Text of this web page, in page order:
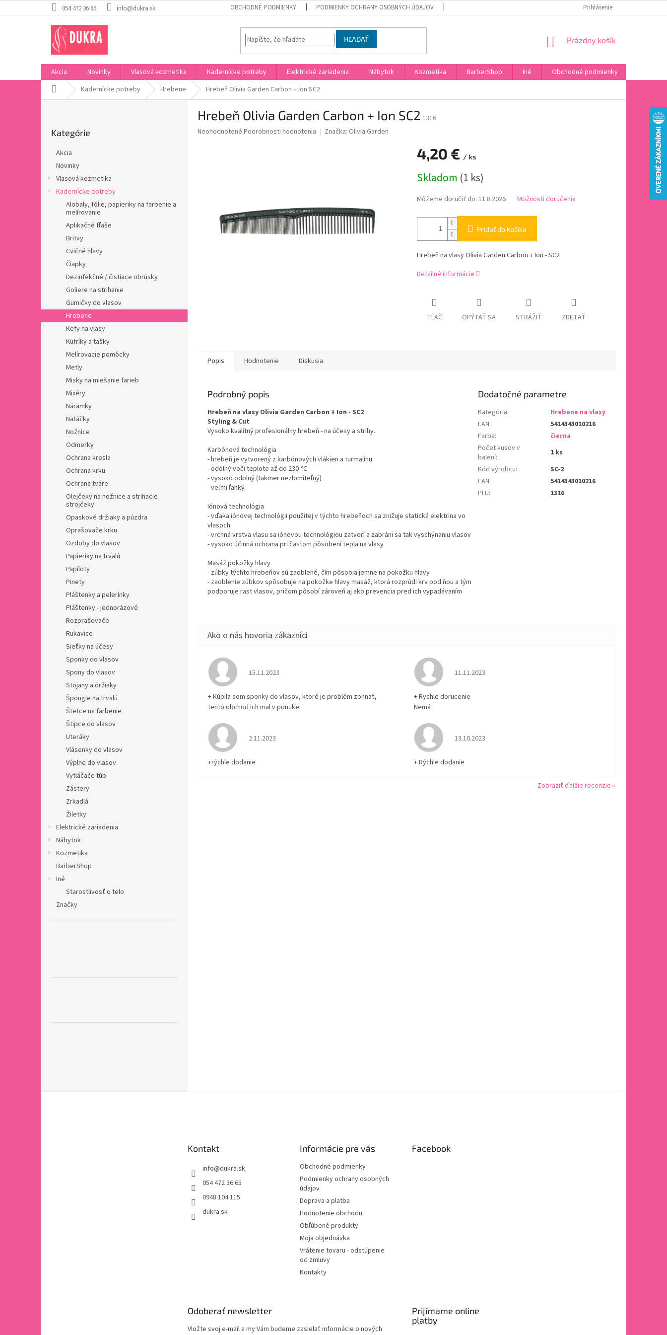
na
054 472 36 65 info@dukra.sk OBCHODNÉ PODMIENKY PODMIENKY OCHRANY OSOBNÝCH ÚDAJOV HODNOTENIE OBCHODUPrihlásenie
HĽADAŤ
NÁKUPNÝ
Prázdny košík
Akcia Novinky Vlasová kozmetika Kadernícke potreby Elektrické zariadenia Nábytok Kozmetika BarberShop Iné Obchodné podmienky
DomovKadernícke potreby Hrebene Hrebeň Olivia Garden Carbon + Ion SC2
kategórie
Kategórie
Akcia
Novinky
Vlasová kozmetika
Kadernícke potreby
Alobaly, fólie, papieriky na farbenie a
melírovanie
Aplikačné fľaše
Britvy
Cvičné hlavy
Čiapky
Dezinfekčné / čistiace obrúsky
Goliere na strihanie
Gumičky do vlasov
Hrebene
Kefy na vlasy
Kufríky a tašky
Melírovacie pomôcky
Metly
Misky na miešanie farieb
Mixéry
Náramky
Natáčky
Nožnice
Odmerky
Ochrana kresla
Ochrana krku
Ochrana tváre
Olejčeky na nožnice a strihacie
strojčeky
Opaskové držiaky a púzdra
Oprašovače krku
Ozdoby do vlasov
Papieriky na trvalú
Papiloty
Pinety
Pláštenky a pelerínky
Pláštenky - jednorázové
Rozprašovače
Rukavice
Sieťky na účesy
Sponky do vlasov
Spony do vlasov
Stojany a držiaky
Špongie na trvalú
Štetce na farbenie
Štipce do vlasov
Uteráky
Vlásenky do vlasov
Výplne do vlasov
Vytláčače túb
Zástery
Zrkadlá
Žiletky
Elektrické zariadenia
Nábytok
Kozmetika
BarberShop
Iné
Starostlivosť o telo
Značky
Hrebeň Olivia Garden Carbon + Ion SC2 1316
Priemerné
Neohodnotené Podrobnosti hodnotenia Značka: Olivia Garden
4,20 € / ks
cena:
Skladom (1 ks)
Môžeme doručiť do: 11.8.2026 Možnosti doručenia
Pridať do košíka
Hrebeň na vlasy Olivia Garden Carbon + Ion - SC2
Detailné informácie
TLAČ OPÝTAŤ SA STRÁŽIŤ ZDIEĽAŤ
Popis Hodnotenie Diskusia
Podrobný popis
Hrebeň na vlasy Olivia Garden Carbon + Ion - SC2
Styling & Cut
Vysoko kvalitný profesionálny hrebeň - na účesy a strihy.
Karbónová technológia
- hrebeň je vytvorený z karbónových vlákien a turmalínu
- odolný voči teplote až do 230 °C
- vysoko odolný (takmer nezlomiteľný)
- veľmi ľahký
Iónová technológia
- vďaka iónovej technológii použitej v týchto hrebeňoch sa znižuje statická elektrina vo
vlasoch
- vrchná vrstva vlasu sa iónovou technológiou zatvorí a zabráni sa tak vyschýnaniu vlasov
- vysoko účinná ochrana pri častom pôsobení tepla na vlasy
Masáž pokožky hlavy
- zúbky týchto hrebeňov sú zaoblené, čím pôsobia jemne na pokožku hlavy
- zaoblenie zúbkov spôsobuje na pokožke hlavy masáž, ktorá rozprúdi krv pod ňou a tým
podporuje rast vlasov, pričom pôsobí zároveň aj ako prevencia pred ich vypadávaním
Dodatočné parametre
Kategória:
Hrebene na vlasy
EAN:
5414343010216
Farba:
čierna
Počet kusov v
balení:
1 ks
Kód výrobcu:
SC-2
EAN:
5414343010216
PLU: 1316
Hodnotenie obchodu je 5 z 5 hviezdičiek.
15.11.2023
+ Kúpila som sponky do vlasov, ktoré je problém zohnať,
tento obchod ich mal v ponuke.
Hodnotenie obchodu je 5 z 5 hviezdičiek.
11.11.2023
+ Rychle dorucenie
Nemá
Hodnotenie obchodu je 5 z 5 hviezdičiek.
2.11.2023
+rýchle dodanie
Hodnotenie obchodu je 5 z 5 hviezdičiek.
13.10.2023
+ Rýchle dodanie
Zobraziť ďalšie recenzie
Kontakt
info@dukra.sk
054 472 36 65
0948 104 115
dukra.sk
Informácie pre vás
Obchodné podmienky
Podmienky ochrany osobných
údajov
Doprava a platba
Hodnotenie obchodu
Obľúbené produkty
Moja objednávka
Vrátenie tovaru - odstúpenie
od zmluvy
Kontakty
Facebook
Odoberať newsletter
Vložte svoj e-mail a my Vám budeme zasielať informácie o nových
Prijímame online
platby